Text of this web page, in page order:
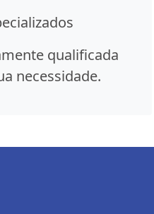
qualificada
necessidade.